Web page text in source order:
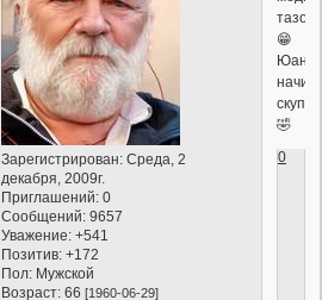
Зарегистрирован: Среда, 2
декабря, 2009г.
Приглашений: 0
Сообщений: 9657
Уважение: +541
Позитив: +172
Пол: Мужской
Возраст: 66[1960-06-29]
😁
Юани
🤣
0